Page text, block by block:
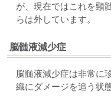
が、現在ではこれを頸
らは外しています。
脳髄液減少症
脳髄液減少症は非常に
織にダメージを追う状